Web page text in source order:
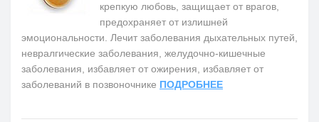
крепкую любовь, защищает от врагов,
предохраняет от излишней
эмоциональности. Лечит заболевания дыхательных путей,
невралгические заболевания, желудочно-кишечные
заболевания, избавляет от ожирения, избавляет от
заболеваний в позвоночнике ПОДРОБНЕЕ